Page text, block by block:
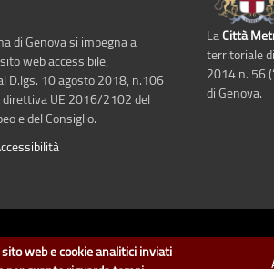
di Genova si impegna a
web accessibile,
D.lgs. 10 agosto 2018, n.106
direttiva UE 2016/2102 del
e del Consiglio.
La Città
territoriale
2014 n. 56
di Genova.
Metropolitana di Genova.
web e cookie analitici inviati